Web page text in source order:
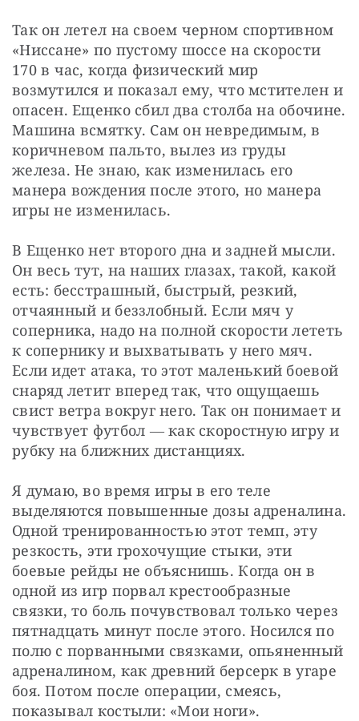
Так он летел на своем черном спортивном
«Ниссане» по пустому шоссе на скорости
170 в час, когда физический мир
возмутился и показал ему, что мстителен и
опасен. Ещенко сбил два столба на обочине.
Машина всмятку. Сам он невредимым, в
коричневом пальто, вылез из груды
железа. Не знаю, как изменилась его
манера вождения после этого, но манера
игры не изменилась.
В Ещенко нет второго дна и задней мысли.
Он весь тут, на наших глазах, такой, какой
есть: бесстрашный, быстрый, резкий,
отчаянный и беззлобный. Если мяч у
соперника, надо на полной скорости лететь
к сопернику и выхватывать у него мяч.
Если идет атака, то этот маленький боевой
снаряд летит вперед так, что ощущаешь
свист ветра вокруг него. Так он понимает и
чувствует футбол ― как скоростную игру и
рубку на ближних дистанциях.
Я думаю, во время игры в его теле
выделяются повышенные дозы адреналина.
Одной тренированностью этот темп, эту
резкость, эти грохочущие стыки, эти
боевые рейды не объяснишь. Когда он в
одной из игр порвал крестообразные
связки, то боль почувствовал только через
пятнадцать минут после этого. Носился по
полю с порванными связками, опьяненный
адреналином, как древний берсерк в угаре
боя. Потом после операции, смеясь,
показывал костыли: «Мои ноги».